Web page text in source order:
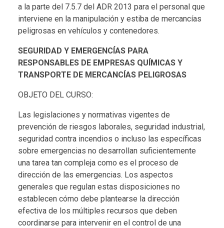
a la parte del 7.5.7 del ADR 2013 para el personal que
interviene en la manipulación y estiba de mercancías
peligrosas en vehículos y contenedores.
SEGURIDAD Y EMERGENCÍAS PARA
RESPONSABLES DE EMPRESAS QUÍMICAS Y
TRANSPORTE DE MERCANCÍAS PELIGROSAS
OBJETO DEL CURSO:
Las legislaciones y normativas vigentes de
prevención de riesgos laborales, seguridad industrial,
seguridad contra incendios o incluso las específicas
sobre emergencias no desarrollan suficientemente
una tarea tan compleja como es el proceso de
dirección de las emergencias. Los aspectos
generales que regulan estas disposiciones no
establecen cómo debe plantearse la dirección
efectiva de los múltiples recursos que deben
coordinarse para intervenir en el control de una